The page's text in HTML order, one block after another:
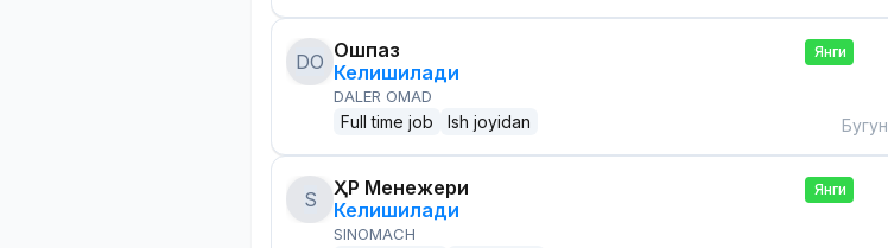
DO Ошпаз
Келишилади
DALER OMAD
Full time job Ish joyidan
Янги
Бугун
S
ҲР Менежери
Келишилади
SINOMACH
Янги